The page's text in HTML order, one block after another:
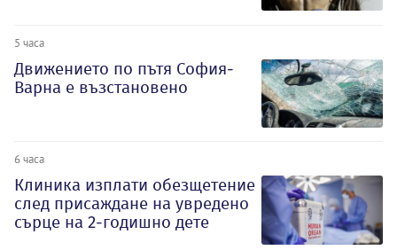
5 часа
Движението по пътя София-
Варна е възстановено
6 часа
Клиника изплати обезщетение
след присаждане на увредено
сърце на 2-годишно дете